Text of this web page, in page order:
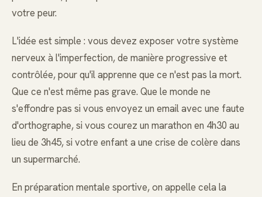
votre peur.
L'idée est simple : vous devez exposer votre système
nerveux à l'imperfection, de manière progressive et
contrôlée, pour qu'il apprenne que ce n'est pas la mort.
Que ce n'est même pas grave. Que le monde ne
s'effondre pas si vous envoyez un email avec une faute
d'orthographe, si vous courez un marathon en 4h30 au
lieu de 3h45, si votre enfant a une crise de colère dans
un supermarché.
En préparation mentale sportive, on appelle cela la